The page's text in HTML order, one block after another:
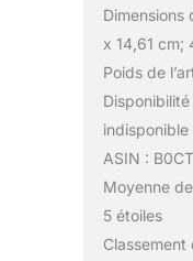
x 14,61 cm;
Poids de
ASIN :
Moyenne
5 étoiles
Classement